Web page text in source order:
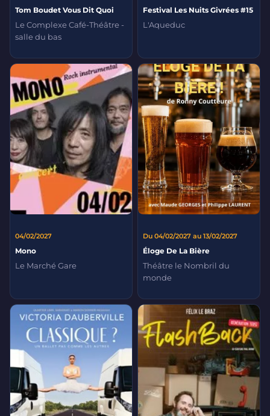
Tom Boudet Vous Dit Quoi
Le Complexe Café-Théâtre -
salle du bas
Festival Les Nuits Givrées #15
L'Aqueduc
04/02/2027
Mono
Le Marché Gare
Du 04/02/2027 au 13/02/2027
Éloge De La Bière
Théâtre le Nombril du
monde